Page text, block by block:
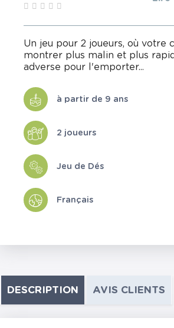
Un jeu pour 2 joueurs, où votre
montrer plus malin et plus
adverse pour l'emporter...
à partir de 9 ans
2 joueurs
Jeu de Dés
Français
DESCRIPTION AVIS CLIENTS